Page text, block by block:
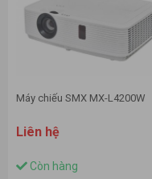
Máy chiếu SMX MX-L4200W
Liên hệ
Còn hàng